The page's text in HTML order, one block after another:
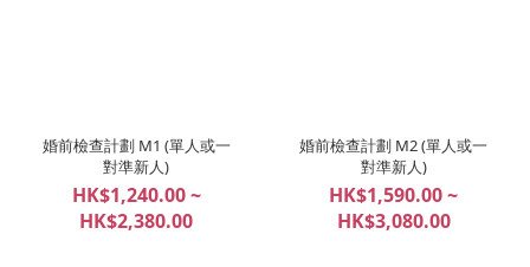
婚前檢查計劃 M1 (單人或一
對準新人)
HK$1,240.00 ~
HK$2,380.00
婚前檢查計劃 M2 (單人或一
對準新人)
HK$1,590.00 ~
HK$3,080.00